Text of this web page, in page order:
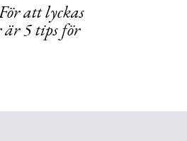
att lyckas
är 5 tips för